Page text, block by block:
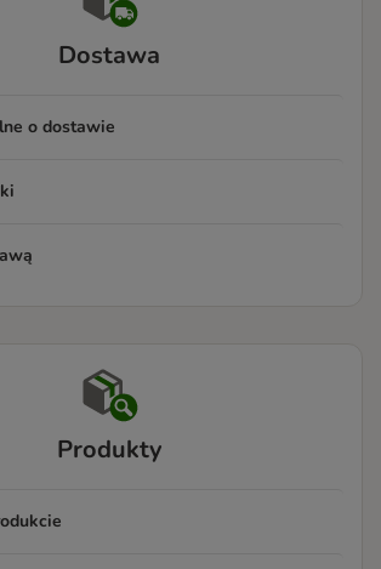
Dostawa
o dostawie
Produkty